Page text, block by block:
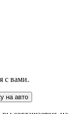
с вами.
на авто